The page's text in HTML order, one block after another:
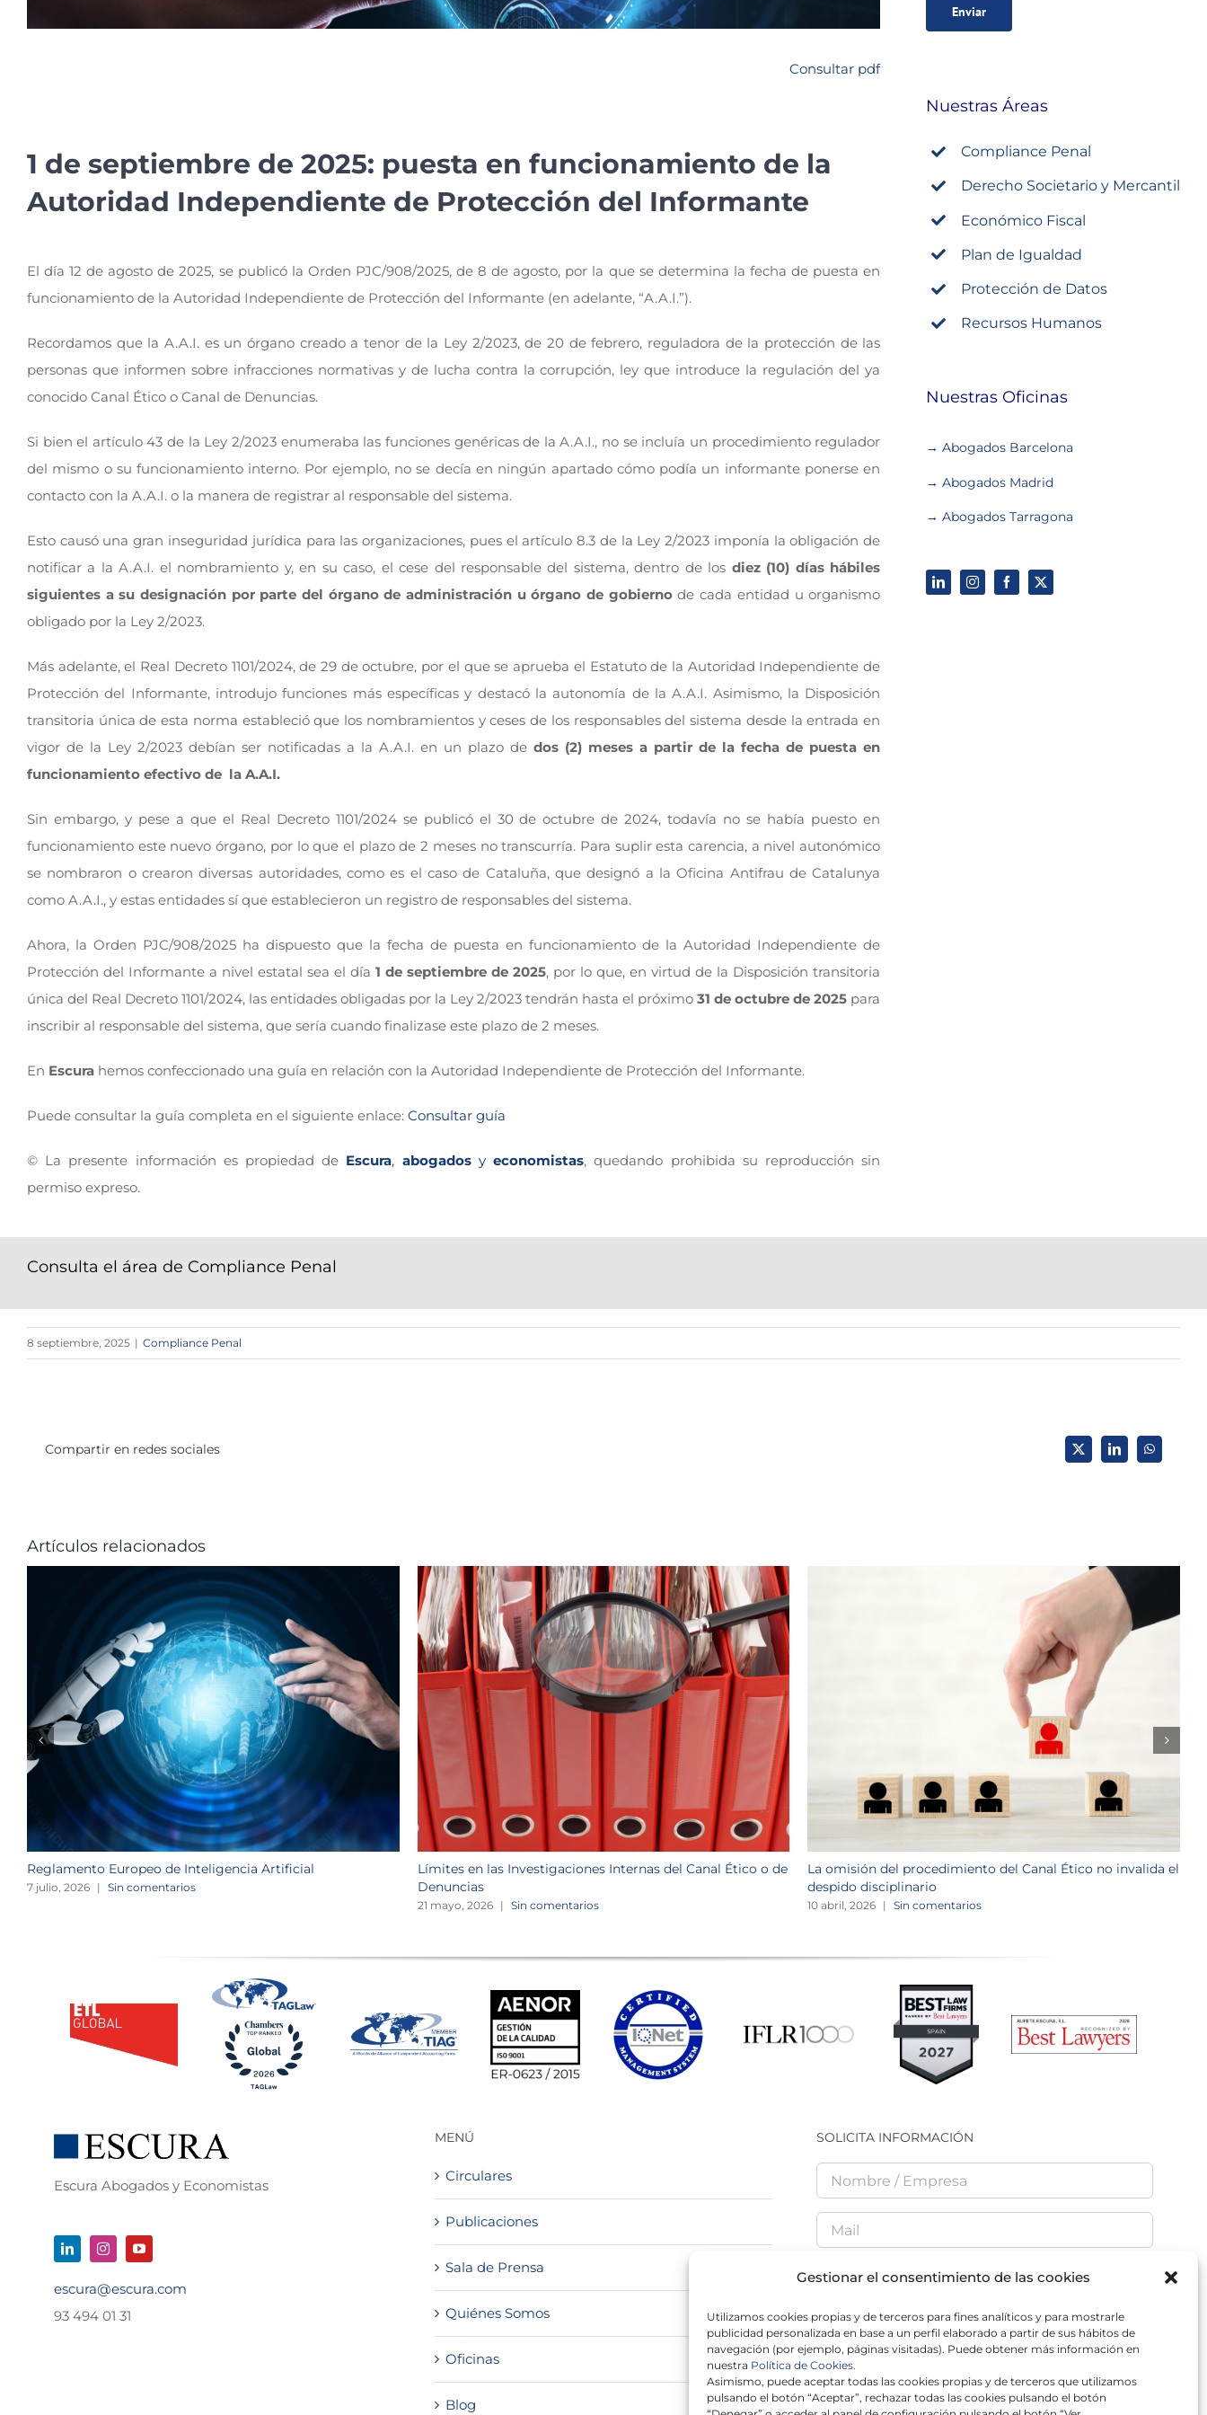
Gestionar el consentimiento de las cookies
Utilizamos cookies propias y de terceros para fines analíticos y para mostrarle
publicidad personalizada en base a un perfil elaborado a partir de sus hábitos de
navegación (por ejemplo, páginas visitadas). Puede obtener más información en
nuestra Política de Cookies.
Asimismo, puede aceptar todas las cookies propias y de terceros que utilizamos
pulsando el botón “Aceptar”, rechazar todas las cookies pulsando el botón
Consultar pdf
1 de septiembre de 2025: puesta en funcionamiento de la
Autoridad Independiente de Protección del Informante
El día 12 de agosto de 2025, se publicó la Orden PJC/908/2025, de 8 de agosto, por la que se determina la fecha de puesta en
funcionamiento de la Autoridad Independiente de Protección del Informante (en adelante, “A.A.I.”).
Recordamos que la A.A.I. es un órgano creado a tenor de la Ley 2/2023, de 20 de febrero, reguladora de la protección de las
personas que informen sobre infracciones normativas y de lucha contra la corrupción, ley que introduce la regulación del ya
conocido Canal Ético o Canal de Denuncias.
Si bien el artículo 43 de la Ley 2/2023 enumeraba las funciones genéricas de la A.A.I., no se incluía un procedimiento regulador
del mismo o su funcionamiento interno. Por ejemplo, no se decía en ningún apartado cómo podía un informante ponerse en
contacto con la A.A.I. o la manera de registrar al responsable del sistema.
Esto causó una gran inseguridad jurídica para las organizaciones, pues el artículo 8.3 de la Ley 2/2023 imponía la obligación de
notificar a la A.A.I. el nombramiento y, en su caso, el cese del responsable del sistema, dentro de los diez (10) días hábiles
siguientes a su designación por parte del órgano de administración u órgano de gobiernode cada entidad u organismo
obligado por la Ley 2/2023.
Más adelante, el Real Decreto 1101/2024, de 29 de octubre, por el que se aprueba el Estatuto de la Autoridad Independiente de
Protección del Informante, introdujo funciones más específicas y destacó la autonomía de la A.A.I. Asimismo, la Disposición
transitoria única de esta norma estableció que los nombramientos y ceses de los responsables del sistema desde la entrada en
vigor de la Ley 2/2023 debían ser notificadas a la A.A.I. en un plazo dedos (2) meses a partir de la fecha de puesta en
funcionamiento efectivo de la A.A.I.
Sin embargo, y pese a que el Real Decreto 1101/2024 se publicó el 30 de octubre de 2024, todavía no se había puesto en
funcionamiento este nuevo órgano, por lo que el plazo de 2 meses no transcurría. Para suplir esta carencia, a nivel autonómico
se nombraron o crearon diversas autoridades, como es el caso de Cataluña, que designó a la Oficina Antifrau de Catalunya
como A.A.I., y estas entidades sí que establecieron un registro de responsables del sistema.
Ahora, la Orden PJC/908/2025 ha dispuesto que la fecha de puesta en funcionamiento de la Autoridad Independiente de
Protección del Informante a nivel estatal sea el día1 de septiembre de 2025, por lo que, en virtud de la Disposición transitoria
única del Real Decreto 1101/2024, las entidades obligadas por la Ley 2/2023 tendrán hasta el próximo31 de octubre de 2025 para
inscribir al responsable del sistema, que sería cuando finalizase este plazo de 2 meses.
En Escurahemos confeccionado una guía en relación con la Autoridad Independiente de Protección del Informante.
Puede consultar la guía completa en el siguiente enlace: Consultar guía
© La presente información es propiedad de Escura, abogadosyeconomistas, quedando prohibida su reproducción sin
permiso expreso.
Nuestras Áreas
Compliance Penal
Derecho Societario y Mercantil
Económico Fiscal
Plan de Igualdad
Protección de Datos
Recursos Humanos
Nuestras Oficinas
→ Abogados Barcelona
→ Abogados Madrid
→ Abogados Tarragona
Consulta el área de Compliance Penal
8 septiembre, 2025 | Compliance Penal
Compartir en redes sociales X LinkedInWhatsApp
Artículos relacionados
Reglamento Europeo de Inteligencia Artificial
7 julio, 2026 | Sin comentarios
Límites en las Investigaciones Internas del Canal Ético o de
Denuncias
21 mayo, 2026 | Sin comentarios
La omisión del procedimiento del Canal Ético no invalida el
despido disciplinario
10 abril, 2026 | Sin comentarios
Escura Abogados y Economistas
escura@escura.com
93 494 01 31
MENÚ
Circulares
Publicaciones
Sala de Prensa
Quiénes Somos
Oficinas
Blog
SOLICITA INFORMACIÓN
He leído y acepto laPolítica de Privacidad